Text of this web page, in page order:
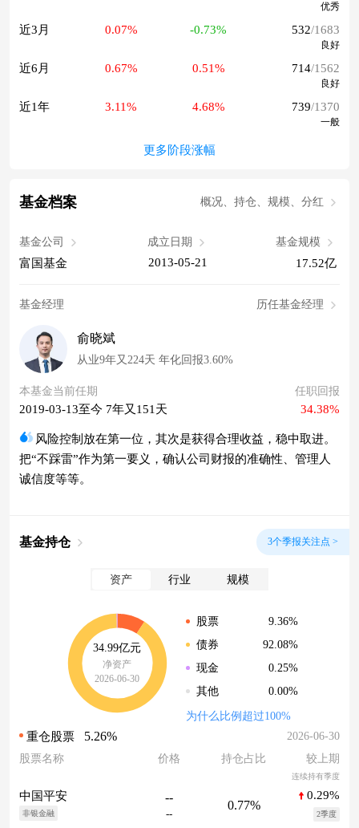
优秀
近3月 0.07% -0.73% 532/1683
良好
近6月 0.67% 0.51% 714/1562
良好
近1年 3.11% 4.68% 739/1370
一般
更多阶段涨幅
基金档案 概况、持仓、规模、分红
基金公司
富国基金
成立日期
2013-05-21
基金规模
17.52亿
基金经理 历任基金经理
俞晓斌
从业9年又224天 年化回报3.60%
本基金当前任期
2019-03-13至今 7年又151天
任职回报
34.38%
风险控制放在第一位，其次是获得合理收益，稳中取进。
把“不踩雷”作为第一要义，确认公司财报的准确性、管理人
诚信度等等。
基金持仓 3个季报关注点 >
资产 行业 规模
34.99亿元
净资产
2026-06-30
股票
9.36%
债券
92.08%
现金
0.25%
其他
0.00%
为什么比例超过100%
重仓股票 5.26%
2026-06-30
股票名称
价格 持仓占比 较上期
连续持有季度
中国平安
非银金融
--
--
0.77%
0.29%
2季度